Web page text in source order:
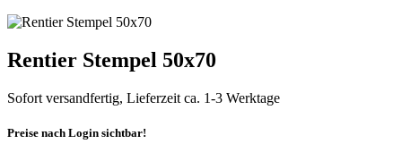
Rentier Stempel 50x70
Sofort versandfertig, Lieferzeit ca. 1-3 Werktage
Preise nach Login sichtbar!